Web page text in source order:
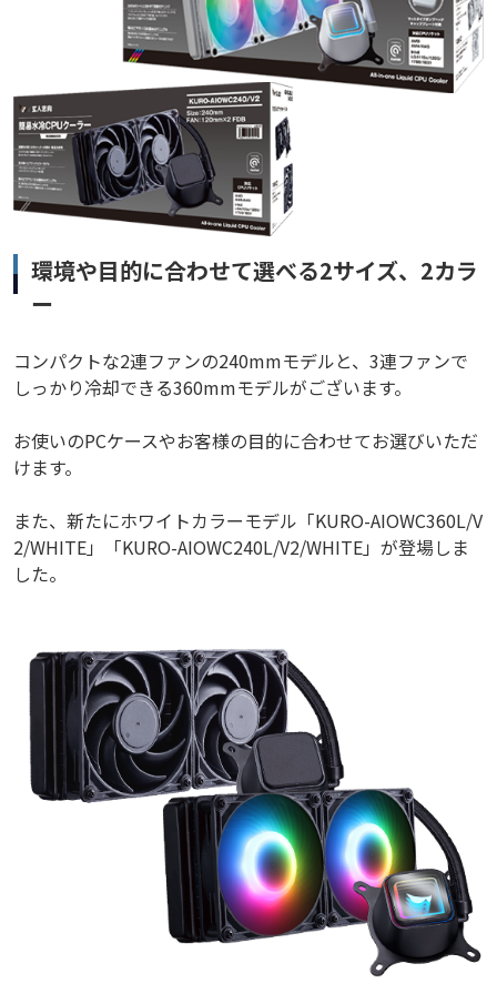
環境や目的に合わせて選べる2サイズ、2カラ
ー
コンパクトな2連ファンの240mmモデルと、3連ファンで
しっかり冷却できる360mmモデルがございます。
お使いのPCケースやお客様の目的に合わせてお選びいただ
けます。
また、新たにホワイトカラーモデル「KURO-AIOWC360L/V
2/WHITE」「KURO-AIOWC240L/V2/WHITE」が登場しま
した。